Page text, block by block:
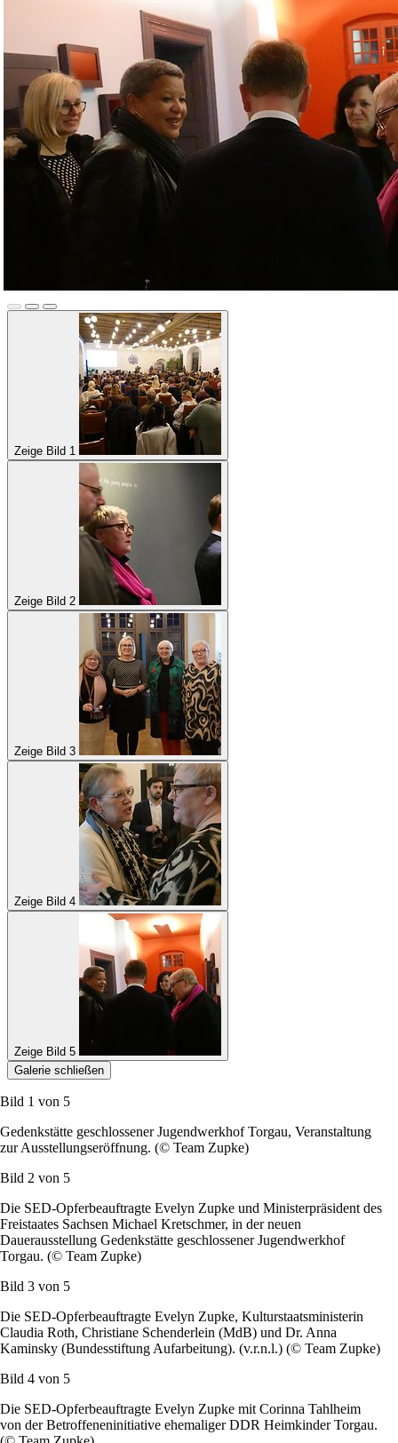
Zeige Bild 1
Zeige Bild 2
Zeige Bild 3
Zeige Bild 4
Zeige Bild 5
Galerie schließen
Bild 1 von 5
Gedenkstätte geschlossener Jugendwerkhof Torgau, Veranstaltung
zur Ausstellungseröffnung. (© Team Zupke)
Bild 2 von 5
Die SED-Opferbeauftragte Evelyn Zupke und Ministerpräsident des
Freistaates Sachsen Michael Kretschmer, in der neuen
Dauerausstellung Gedenkstätte geschlossener Jugendwerkhof
Torgau. (© Team Zupke)
Bild 3 von 5
Die SED-Opferbeauftragte Evelyn Zupke, Kulturstaatsministerin
Claudia Roth, Christiane Schenderlein (MdB) und Dr. Anna
Kaminsky (Bundesstiftung Aufarbeitung). (v.r.n.l.) (© Team Zupke)
Bild 4 von 5
Die SED-Opferbeauftragte Evelyn Zupke mit Corinna Tahlheim
von der Betroffeneninitiative ehemaliger DDR Heimkinder Torgau.